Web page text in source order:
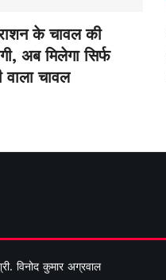
के चावल की
अब मिलेगा सिर्फ
चावल
विनोद कुमार अग्रवाल